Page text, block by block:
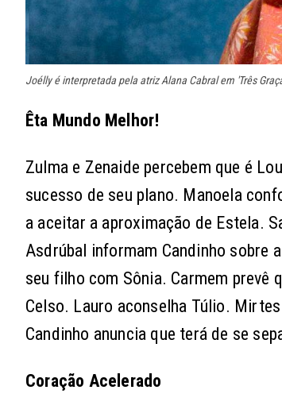
Joélly é interpretada pela atriz Alana Cabral em 'Três
Êta Mundo Melhor!
Zulma e Zenaide percebem que é
sucesso de seu plano. Manoela
a aceitar a aproximação de Estela.
Asdrúbal informam Candinho sobre
seu filho com Sônia. Carmem prevê
Celso. Lauro aconselha Túlio.
Candinho anuncia que terá de se
Coração Acelerado